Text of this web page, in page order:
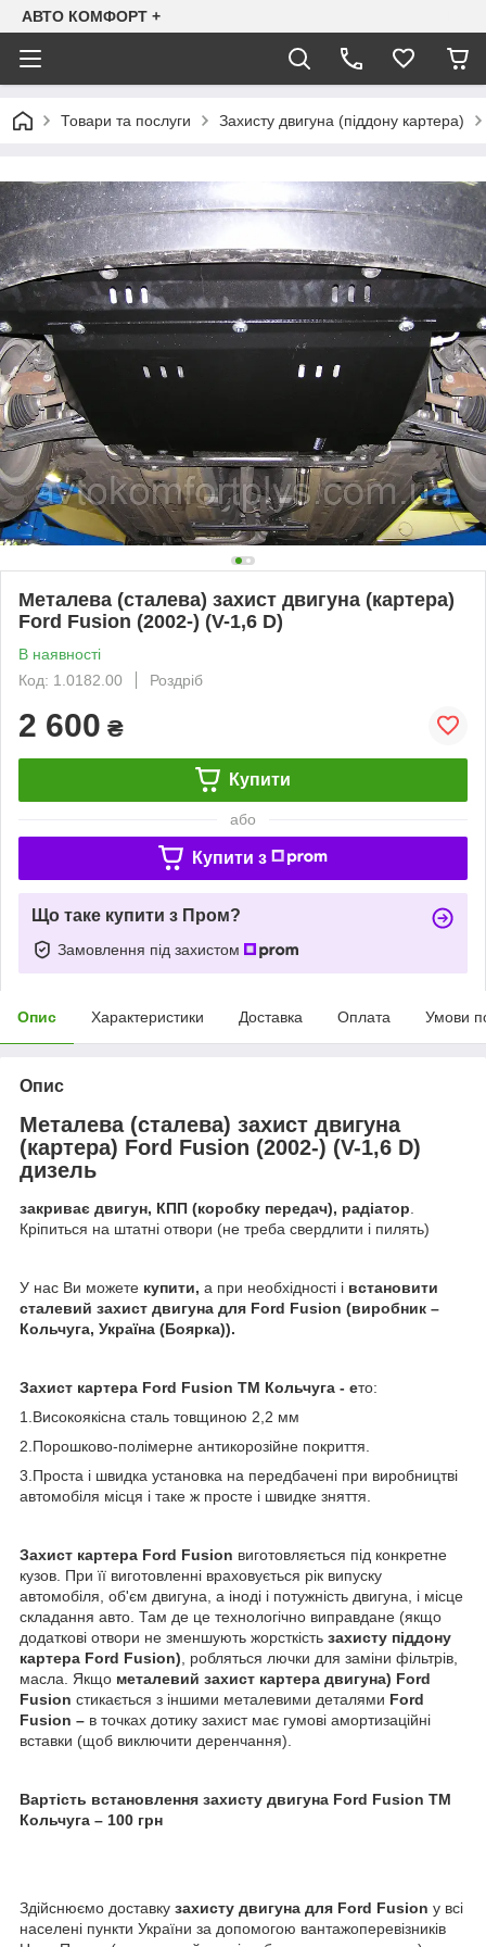
АВТО КОМФОРТ +
Товари та послуги Захисту двигуна (піддону картера)
Металева (сталева) захист двигуна (картера)
Ford Fusion (2002-) (V-1,6 D)
В наявності
Код: 1.0182.00
Роздріб
2 600 ₴
Купити
або
Купити з
Що таке купити з Пром?
Замовлення під захистом
Опис Характеристики Доставка Оплата Умови
Опис
Металева (сталева) захист двигуна
(картера) Ford Fusion (2002-) (V-1,6 D)
дизель
закриває двигун, КПП (коробку передач), радіатор.
Кріпиться на штатні отвори (не треба свердлити і пилять)
У нас Ви можете купити, а при необхідності і встановити
сталевий захист двигуна для Ford Fusion (виробник –
Кольчуга, Україна (Боярка)).
Захист картера Ford Fusion ТМ Кольчуга - ето:
1.Високоякісна сталь товщиною 2,2 мм
2.Порошково-полімерне антикорозійне покриття.
3.Проста і швидка установка на передбачені при виробництві
автомобіля місця і таке ж просте і швидке зняття.
Захист картера Ford Fusion виготовляється під конкретне
кузов. При її виготовленні враховується рік випуску
автомобіля, об'єм двигуна, а іноді і потужність двигуна, і місце
складання авто. Там де це технологічно виправдане (якщо
додаткові отвори не зменшують жорсткість захисту піддону
картера Ford Fusion), робляться лючки для заміни фільтрів,
масла. Якщо металевий захист картера двигуна) Ford
Fusion стикається з іншими металевими деталями Ford
Fusion – в точках дотику захист має гумові амортизаційні
вставки (щоб виключити деренчання).
Вартість встановлення захисту двигуна Ford Fusion ТМ
Кольчуга – 100 грн
Здійснюємо доставку захисту двигуна для Ford Fusion у всі
населені пункти України за допомогою вантажоперевізників